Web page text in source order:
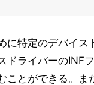
に特定のデバイ
ドライバーのINF
ことができる。